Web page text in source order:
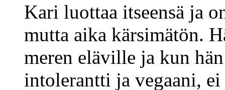
Kari luottaa itseensä ja
mutta aika kärsimätön.
meren eläville ja kun
intolerantti ja vegaani,